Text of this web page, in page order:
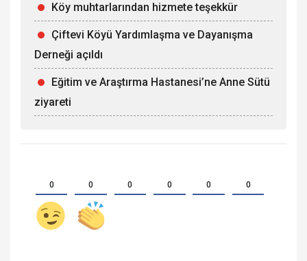
Köy muhtarlarından hizmete teşekkür
Çiftevi Köyü Yardımlaşma ve Dayanışma
Derneği açıldı
Eğitim ve Araştırma Hastanesi’ne Anne Sütü
ziyareti
0 0 0 0 0 0